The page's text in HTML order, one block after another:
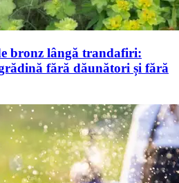
bronz lângă trandafiri:
fără dăunători și fără